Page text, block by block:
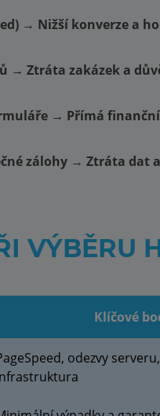
→ Nižší konverze a
→ Ztráta zakázek a
→ Přímá
zálohy → Ztráta dat
VÝBĚRU
Klíčové
odezvy